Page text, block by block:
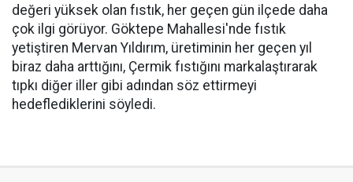
değeri yüksek olan fıstık, her geçen gün ilçede daha
çok ilgi görüyor. Göktepe Mahallesi'nde fıstık
yetiştiren Mervan Yıldırım, üretiminin her geçen yıl
biraz daha arttığını, Çermik fıstığını markalaştırarak
tıpkı diğer iller gibi adından söz ettirmeyi
hedeflediklerini söyledi.